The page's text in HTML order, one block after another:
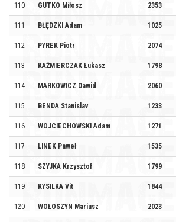
110 GUTKO Miłosz 2353
111 BŁĘDZKI Adam 1025
112 PYREK Piotr 2074
113 KAŹMIERCZAK Łukasz 1798
114 MARKOWICZ Dawid 2060
115 BENDA Stanislav 1233
116 WOJCIECHOWSKI Adam 1271
117 LINEK Paweł 1535
118 SZYJKA Krzysztof 1799
119 KYSILKA Vit 1844
120 WOŁOSZYN Mariusz 2023